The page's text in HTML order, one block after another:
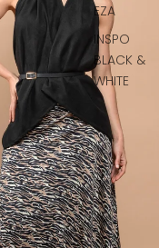
EZA
INSPO
BLACK &
WHITE